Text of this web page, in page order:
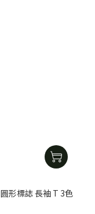
圓形標誌 長袖 T 3色